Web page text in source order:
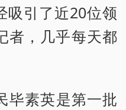
吸引了近20位领
者，几乎每天都
毕素英是第一批